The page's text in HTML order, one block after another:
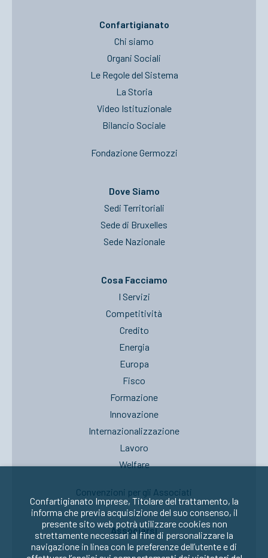
Confartigianato
Chi siamo
Organi Sociali
Le Regole del Sistema
La Storia
Video Istituzionale
Bilancio Sociale
Fondazione Germozzi
Dove Siamo
Sedi Territoriali
Sede di Bruxelles
Sede Nazionale
Cosa Facciamo
I Servizi
Competitività
Credito
Energia
Europa
Fisco
Formazione
Innovazione
Internazionalizzazione
Lavoro
Welfare
Convenzioni per gli Associati
Associarsi
Confartigianato Imprese, Titolare del trattamento, la
informa che previa acquisizione del suo consenso, il
presente sito web potrà utilizzare cookies non
strettamente necessari al fine di personalizzare la
navigazione in linea con le preferenze dell’utente e di